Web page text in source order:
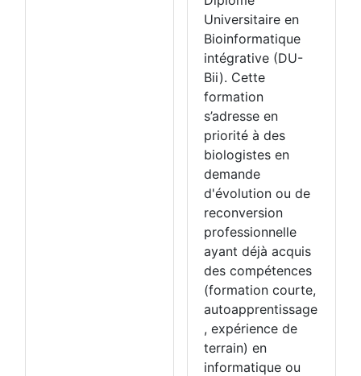
Universitaire en
Bioinformatique
intégrative (DU-
Bii). Cette
formation
s’adresse en
priorité à des
biologistes en
demande
d'évolution ou de
reconversion
professionnelle
ayant déjà acquis
des compétences
(formation courte,
autoapprentissage
, expérience de
terrain) en
informatique ou